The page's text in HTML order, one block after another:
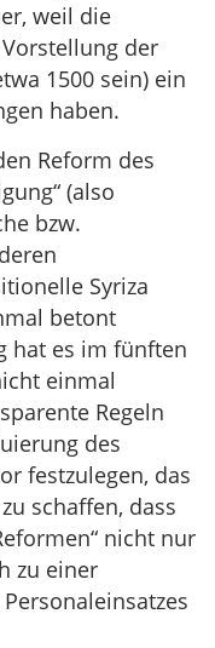
weil die
der
1500 sein) ein
haben.
Reform des
(also
bzw.
Syriza
betont
hat es im fünften
einmal
Regeln
des
festzulegen, das
schaffen, dass
nicht nur
zu einer